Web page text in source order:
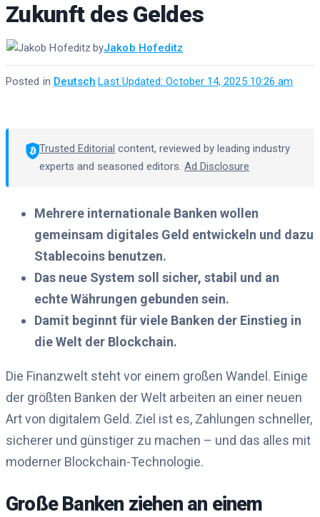
Zukunft des Geldes
byJakob Hofeditz
Last Updated: October 14, 2025 10:26 am
·
Posted in Deutsch
Trusted Editorial content, reviewed by leading industry
experts and seasoned editors.Ad Disclosure
Mehrere internationale Banken wollen
gemeinsam digitales Geld entwickeln und dazu
Stablecoins benutzen.
Das neue System soll sicher, stabil und an
echte Währungen gebunden sein.
Damit beginnt für viele Banken der Einstieg in
die Welt der Blockchain.
Die Finanzwelt steht vor einem großen Wandel. Einige
der größten Banken der Welt arbeiten an einer neuen
Art von digitalem Geld. Ziel ist es, Zahlungen schneller,
sicherer und günstiger zu machen – und das alles mit
moderner Blockchain-Technologie.
Große Banken ziehen an einem